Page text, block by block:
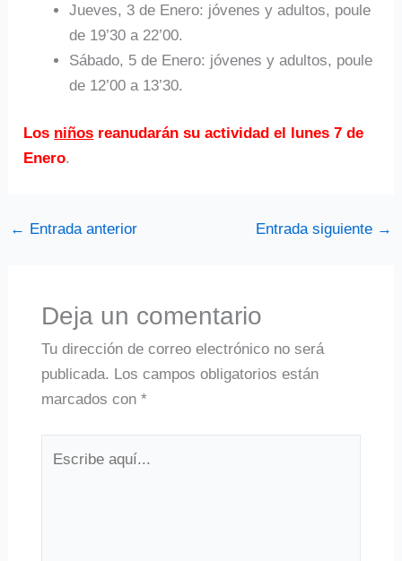
Jueves, 3 de Enero: jóvenes y adultos, poule
de 19’30 a 22’00.
Sábado, 5 de Enero: jóvenes y adultos, poule
de 12’00 a 13’30.
Los niños reanudarán su actividad el lunes 7 de
Enero.
← Entrada anterior Entrada siguiente →
Deja un comentario
Tu dirección de correo electrónico no será
publicada. Los campos obligatorios están
marcados con *